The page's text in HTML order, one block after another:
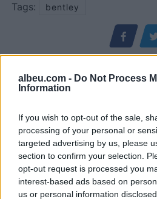
albeu.com - Do Not Process
Information
If you wish to opt-out of the sale,
processing of your personal or
targeted advertising by us, please
section to confirm your selection.
opt-out request is processed you
interest-based ads based on
us or personal information
Tags:
bentley
Smart #2 sjell sërish